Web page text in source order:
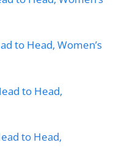
to Head, Women’s
to Head,
to Head,